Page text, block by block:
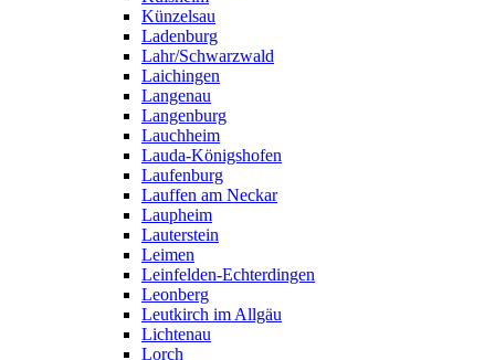
Künzelsau
Ladenburg
Lahr/Schwarzwald
Laichingen
Langenau
Langenburg
Lauchheim
Lauda-Königshofen
Laufenburg
Lauffen am Neckar
Laupheim
Lauterstein
Leimen
Leinfelden-Echterdingen
Leonberg
Leutkirch im Allgäu
Lichtenau
Lorch